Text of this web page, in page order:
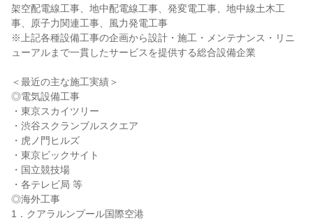
架空配電線工事、地中配電線工事、発変電工事、地中線土木工
事、原子力関連工事、風力発電工事
※上記各種設備工事の企画から設計・施工・メンテナンス・リニ
ューアルまで一貫したサービスを提供する総合設備企業
＜最近の主な施工実績＞
◎電気設備工事
・東京スカイツリー
・渋谷スクランブルスクエア
・虎ノ門ヒルズ
・東京ビックサイト
・国立競技場
・各テレビ局 等
◎海外工事
1．クアラルンプール国際空港